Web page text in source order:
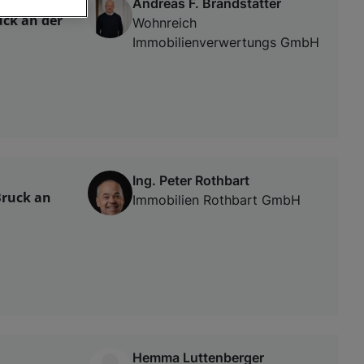
an der
Wohnreich
Immobilienverwertungs GmbH
an
Ing. Peter Rothbart
Immobilien Rothbart GmbH
Hemma Luttenberger
der